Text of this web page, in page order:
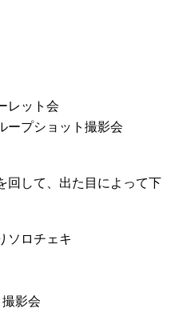
レット会
ープショット撮影会
回して、出た目によって下
ソロチェキ
影会